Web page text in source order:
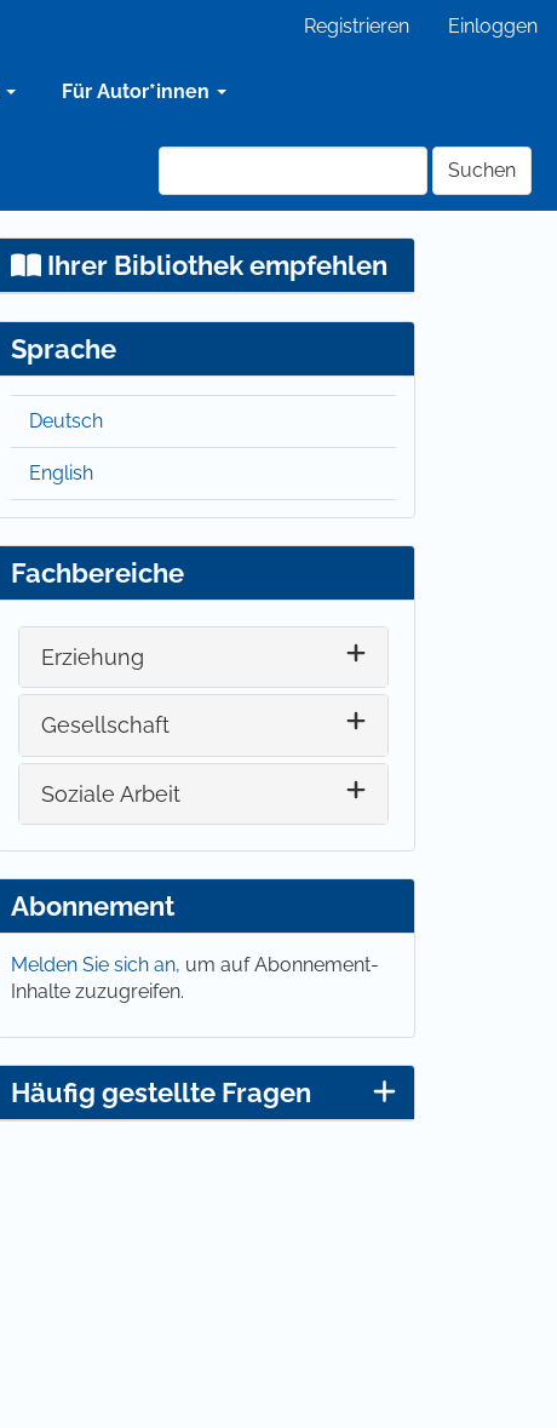
Registrieren Einloggen
Für Autor*innen
Suchen
Ihrer Bibliothek empfehlen
Sprache
Deutsch
English
Fachbereiche
Erziehung
Gesellschaft
Soziale Arbeit
Abonnement
Melden Sie sich an, um auf Abonnement-
Inhalte zuzugreifen.
Häufig gestellte Fragen